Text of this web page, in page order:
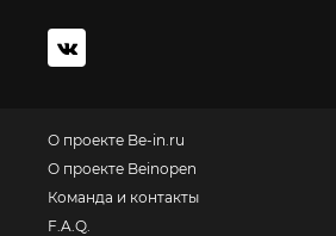
О проекте Be-in.ru
О проекте Beinopen
Команда и контакты
F.A.Q.